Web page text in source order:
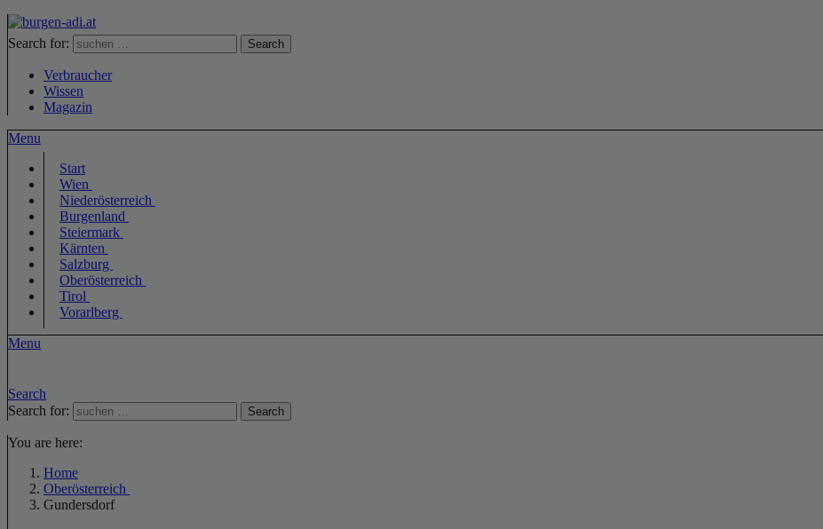
Search for: Search
Verbraucher
Wissen
Magazin
Menu
Start
Wien
Niederösterreich
Burgenland
Steiermark
Kärnten
Salzburg
Oberösterreich
Tirol
Vorarlberg
Menu
Search
Search for:
Search
You are here:
Home
Oberösterreich
Gundersdorf